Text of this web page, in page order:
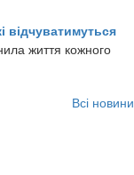
відчуватимуться
життя кожного
Всі новини